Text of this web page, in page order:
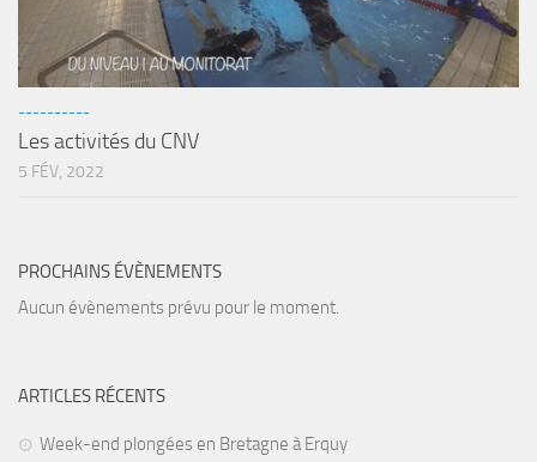
----------
Les activités du CNV
5 FÉV, 2022
PROCHAINS ÉVÈNEMENTS
Aucun évènements prévu pour le moment.
ARTICLES RÉCENTS
Week-end plongées en Bretagne à Erquy